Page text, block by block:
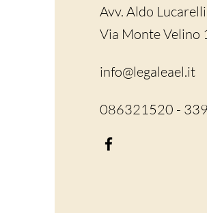
Avv. Aldo Lucarelli
Via Monte Velino
info@legaleael.it
086321520 -